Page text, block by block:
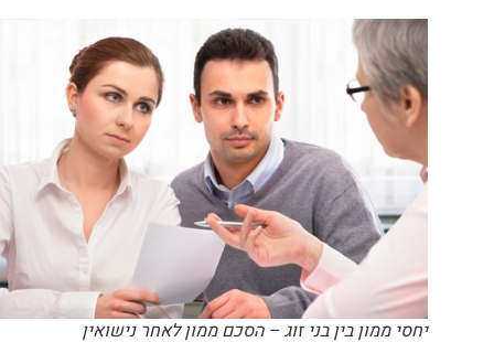
יחסי ממון בין בני זוג – הסכם ממון לאחר נישואין